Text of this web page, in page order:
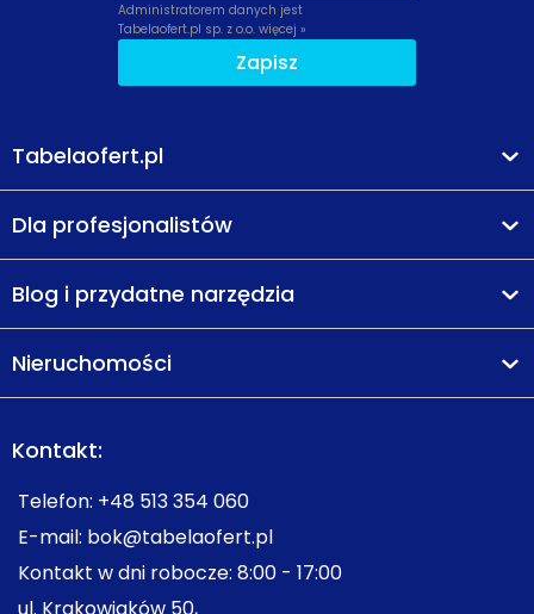
Administratorem danych jest
Tabelaofert.pl sp. z o.o. więcej »
Zapisz
Tabelaofert.pl
Dla profesjonalistów
Blog i przydatne narzędzia
Nieruchomości
Kontakt:
Telefon: +48 513 354 060
E-mail: bok@tabelaofert.pl
Kontakt w dni robocze: 8:00 - 17:00